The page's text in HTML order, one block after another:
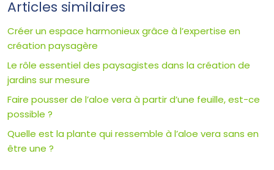
Articles similaires
Créer un espace harmonieux grâce à l’expertise en
création paysagère
Le rôle essentiel des paysagistes dans la création de
jardins sur mesure
Faire pousser de l’aloe vera à partir d’une feuille, est-ce
possible ?
Quelle est la plante qui ressemble à l’aloe vera sans en
être une ?